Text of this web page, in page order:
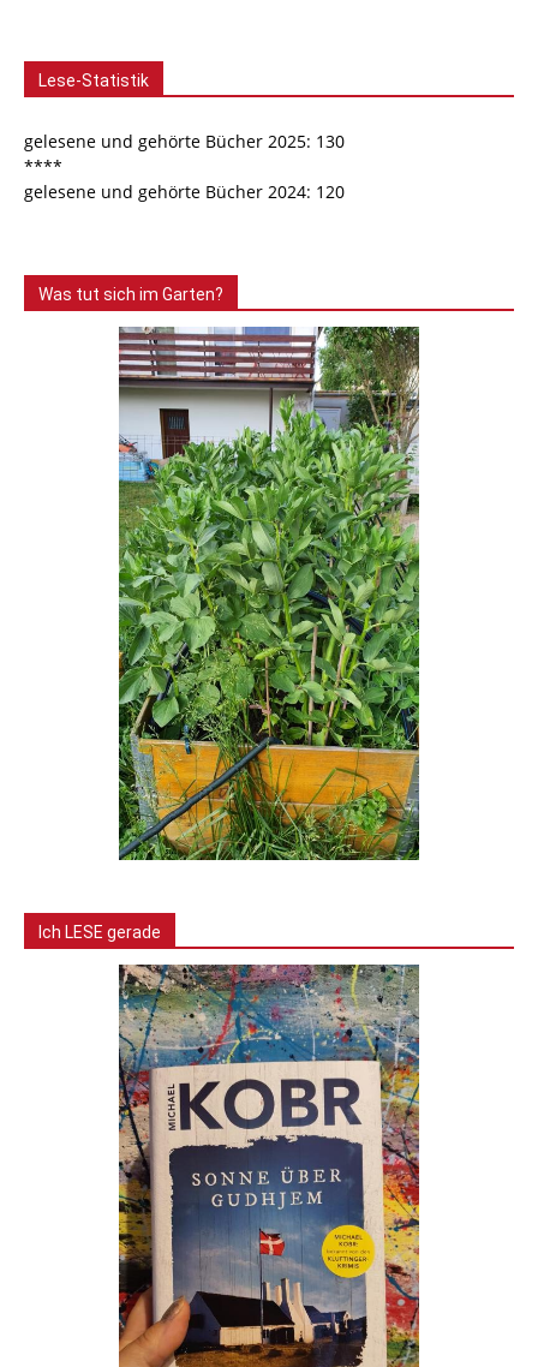
Lese-Statistik
gelesene und gehörte Bücher 2025: 130
****
gelesene und gehörte Bücher 2024: 120
Was tut sich im Garten?
Ich LESE gerade